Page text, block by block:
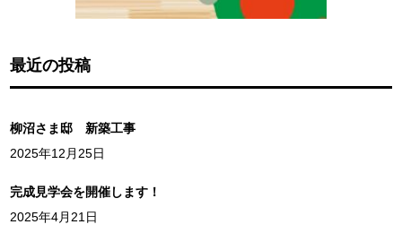
最近の投稿
柳沼さま邸 新築工事
2025年12月25日
完成見学会を開催します！
2025年4月21日